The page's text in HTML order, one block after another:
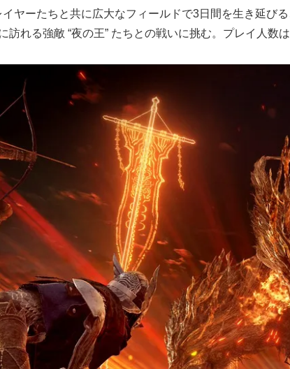
ヤーたちと共に広大なフィールドで3日間を生き延び
訪れる強敵 “夜の王” たちとの戦いに挑む。プレイ人数